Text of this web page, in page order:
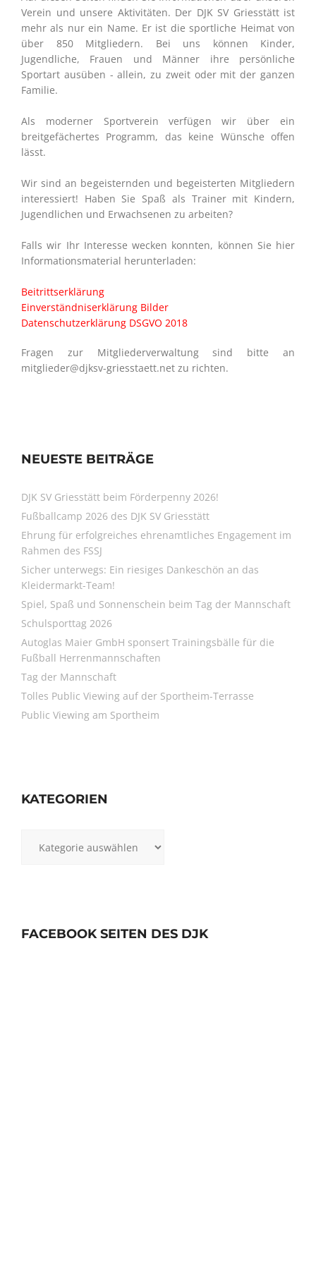
Verein und unsere Aktivitäten. Der DJK SV Griesstätt ist
mehr als nur ein Name. Er ist die sportliche Heimat von
über 850 Mitgliedern. Bei uns können Kinder,
Jugendliche, Frauen und Männer ihre persönliche
Sportart ausüben - allein, zu zweit oder mit der ganzen
Familie.
Als moderner Sportverein verfügen wir über ein
breitgefächertes Programm, das keine Wünsche offen
lässt.
Wir sind an begeisternden und begeisterten Mitgliedern
interessiert! Haben Sie Spaß als Trainer mit Kindern,
Jugendlichen und Erwachsenen zu arbeiten?
Falls wir Ihr Interesse wecken konnten, können Sie hier
Informationsmaterial herunterladen:
Beitrittserklärung
Einverständniserklärung Bilder
Datenschutzerklärung DSGVO 2018
Fragen zur Mitgliederverwaltung sind bitte an
mitglieder@djksv-griesstaett.net zu richten.
NEUESTE BEITRÄGE
DJK SV Griesstätt beim Förderpenny 2026!
Fußballcamp 2026 des DJK SV Griesstätt
Ehrung für erfolgreiches ehrenamtliches Engagement im
Rahmen des FSSJ
Sicher unterwegs: Ein riesiges Dankeschön an das
Kleidermarkt-Team!
Spiel, Spaß und Sonnenschein beim Tag der Mannschaft
Schulsporttag 2026
Autoglas Maier GmbH sponsert Trainingsbälle für die
Fußball Herrenmannschaften
Tag der Mannschaft
Tolles Public Viewing auf der Sportheim-Terrasse
Public Viewing am Sportheim
KATEGORIEN
FACEBOOK SEITEN DES DJK